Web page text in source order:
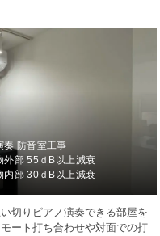
奏 防音室工事
部 55ｄB以上減衰
部 30ｄB以上減衰
切りピアノ演奏できる部屋を
ート打ち合わせや対面での打